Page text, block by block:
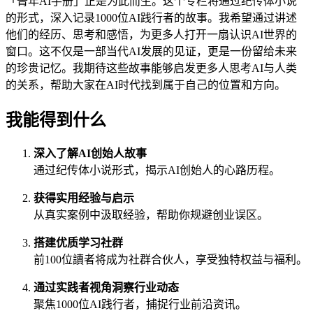
的形式，深入记录1000位AI践行者的故事。我希望通过讲述
他们的经历、思考和感悟，为更多人打开一扇认识AI世界的
窗口。这不仅是一部当代AI发展的见证，更是一份留给未来
的珍贵记忆。我期待这些故事能够启发更多人思考AI与人类
的关系，帮助大家在AI时代找到属于自己的位置和方向。
我能得到什么
深入了解AI创始人故事
通过纪传体小说形式，揭示AI创始人的心路历程。
获得实用经验与启示
从真实案例中汲取经验，帮助你规避创业误区。
搭建优质学习社群
前100位讀者将成为社群合伙人，享受独特权益与福利。
通过实践者视角洞察行业动态
聚焦1000位AI践行者，捕捉行业前沿资讯。